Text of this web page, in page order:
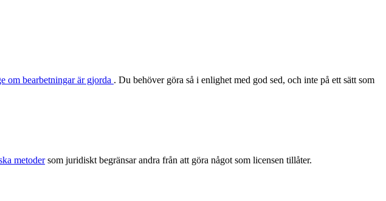
om bearbetningar är gjorda . Du behöver göra så i enlighet med god sed, och inte på ett sätt som
metodersom juridiskt begränsar andra från att göra något som licensen tillåter.